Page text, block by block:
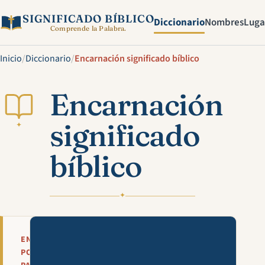
SIGNIFICADO BÍBLICO
Comprende la Palabra. DiccionarioNombres
Inicio/Diccionario/Encarnación significado bíblico
✦
Encarnación
significado
bíblico
✦
EN
POCAS
Mira esta explicación en